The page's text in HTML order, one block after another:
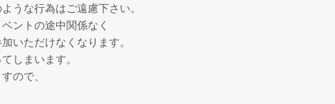
うな行為はご遠慮下さい。
ントの途中関係なく
いただけなくなります。
しまいます。
ので、